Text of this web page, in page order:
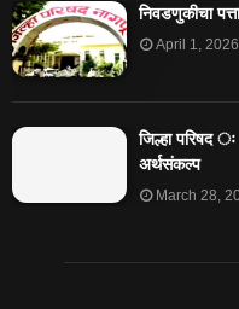
निवडणुकीचा
April 1, 2026
जिल्हा परिषद
अर्थसंकल्प
March 28,